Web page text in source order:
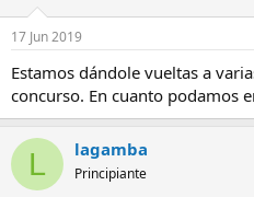
17 Jun 2019
Estamos dándole vueltas a
concurso. En cuanto podamos
L lagamba
Principiante